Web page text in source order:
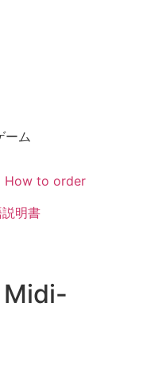
ーム
How to order
明書
Midi-